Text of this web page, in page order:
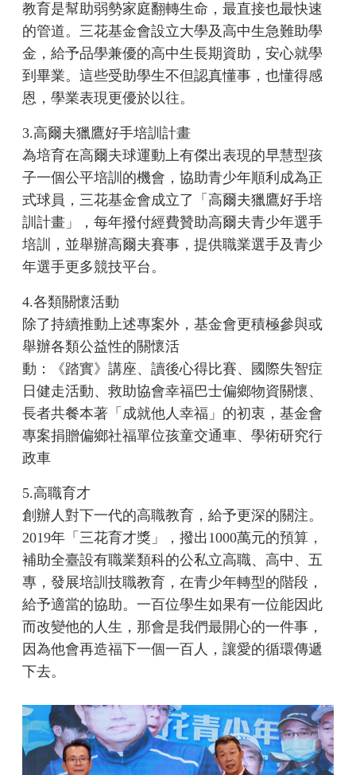
教育是幫助弱勢家庭翻轉生命，最直接也最快速
的管道。三花基金會設立大學及高中生急難助學
金，給予品學兼優的高中生長期資助，安心就學
到畢業。這些受助學生不但認真懂事，也懂得感
恩，學業表現更優於以往。
3.高爾夫獵鷹好手培訓計畫
為培育在高爾夫球運動上有傑出表現的早慧型孩
子一個公平培訓的機會，協助青少年順利成為正
式球員，三花基金會成立了「高爾夫獵鷹好手培
訓計畫」，每年撥付經費贊助高爾夫青少年選手
培訓，並舉辦高爾夫賽事，提供職業選手及青少
年選手更多競技平台。
4.各類關懷活動
除了持續推動上述專案外，基金會更積極參與或
舉辦各類公益性的關懷活
動：《踏實》講座、讀後心得比賽、國際失智症
日健走活動、救助協會幸福巴士偏鄉物資關懷、
長者共餐本著「成就他人幸福」的初衷，基金會
專案捐贈偏鄉社福單位孩童交通車、學術研究行
政車
5.高職育才
創辦人對下一代的高職教育，給予更深的關注。
2019年「三花育才獎」，撥出1000萬元的預算，
補助全臺設有職業類科的公私立高職、高中、五
專，發展培訓技職教育，在青少年轉型的階段，
給予適當的協助。一百位學生如果有一位能因此
而改變他的人生，那會是我們最開心的一件事，
因為他會再造福下一個一百人，讓愛的循環傳遞
下去。